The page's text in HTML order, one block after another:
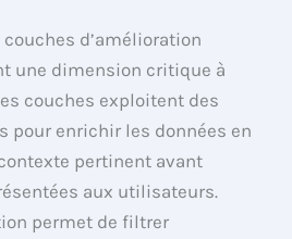
d’amélioration
une dimension critique à
couches exploitent des
pour enrichir les données en
pertinent avant
aux utilisateurs.
permet de filtrer